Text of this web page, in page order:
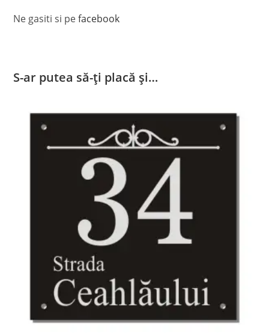
Ne gasiti si pefacebook
S-ar putea să-ți placă și…